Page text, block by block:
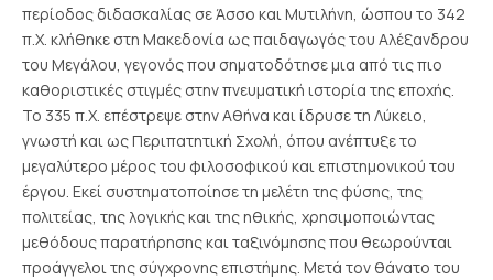
περίοδος διδασκαλίας σε Άσσο και Μυτιλήνη, ώσπου το 342
π.Χ. κλήθηκε στη Μακεδονία ως παιδαγωγός του Αλέξανδρου
του Μεγάλου, γεγονός που σηματοδότησε μια από τις πιο
καθοριστικές στιγμές στην πνευματική ιστορία της εποχής.
Το 335 π.Χ. επέστρεψε στην Αθήνα και ίδρυσε τη Λύκειο,
γνωστή και ως Περιπατητική Σχολή, όπου ανέπτυξε το
μεγαλύτερο μέρος του φιλοσοφικού και επιστημονικού του
έργου. Εκεί συστηματοποίησε τη μελέτη της φύσης, της
πολιτείας, της λογικής και της ηθικής, χρησιμοποιώντας
μεθόδους παρατήρησης και ταξινόμησης που θεωρούνται
προάγγελοι της σύγχρονης επιστήμης. Μετά τον θάνατο του